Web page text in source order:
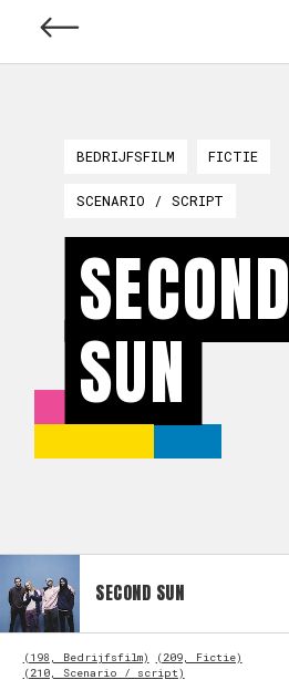
BEDRIJFSFILM FICTIE
SCENARIO / SCRIPT
SECOND
SUN
SECOND SUN
(198, Bedrijfsfilm)
(209, Fictie)
(210, Scenario / script)